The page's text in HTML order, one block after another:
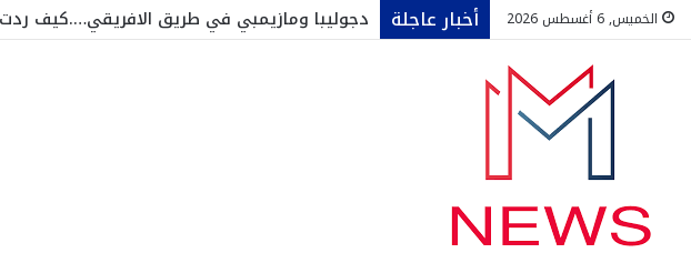
الخميس, 6 أغسطس 2026 أخبار عاجلة دجوليبا ومازيمبي في طريق الافريقي….كيف